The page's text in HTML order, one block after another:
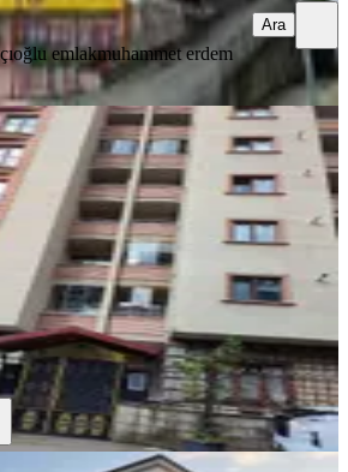
emlakmuhammet erdem
Ara
3+1,145m² İslampaşa'da
İslampaşa Mahallesi
150 m² · 3. Kat·24.07.2026
₺